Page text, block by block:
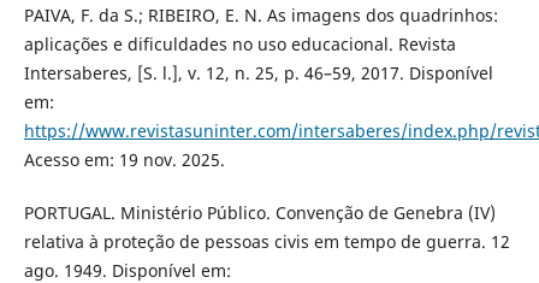
PAIVA, F. da S.; RIBEIRO, E. N. As imagens dos quadrinhos:
aplicações e dificuldades no uso educacional. Revista
Intersaberes, [S. l.], v. 12, n. 25, p. 46–59, 2017. Disponível
em:
https://www.revistasuninter.com/intersaberes/index.php/
Acesso em: 19 nov. 2025.
PORTUGAL. Ministério Público. Convenção de Genebra (IV)
relativa à proteção de pessoas civis em tempo de guerra. 12
ago. 1949. Disponível em: